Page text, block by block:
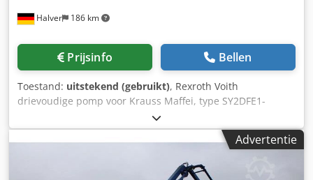
tegengestelde richting kan worden verpompt—ideaal voor
Omdat uitsluitend de slang in contact komt met het
medium en er minimale afschuiving optreedt, is deze
en suspensies. - Snel wisselen van de slang -
Koppelbaar/uit te breiden met meerdere pompkoppen:
Sommige modellen met "eenvoudig slanginvoersysteem"
kunnen meerdere koppen door één aandrijving laten
aansturen, geschikt voor multi-channel toepassingen zoals
monstername of analyse-opstellingen.
Halver 186 km
Prijsinfo Bellen
Toestand: uitstekend (gebruikt), Rexroth Voith
drievoudige pomp voor Krauss Maffei, type SY2DFE1-
20/071/071 KM-nummer: 6268540 KM-nummer: 6441936
R901196471 Cedpfx Adezl Dg Nsyorf
Advertentie